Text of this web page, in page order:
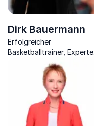
Dirk Bauermann
Erfolgreicher
Basketballtrainer, Experte
für Leadership,
internationales
Teambuilding & Motivation
sowie Autor.